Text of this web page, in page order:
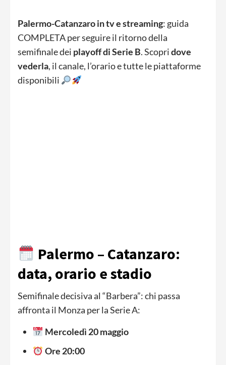
Palermo-Catanzaro in tv e streaming: guida
COMPLETA per seguire il ritorno della
semifinale dei playoff di Serie B. Scopridove
vederla, il canale, l’orario e tutte le piattaforme
disponibili
Palermo – Catanzaro:
data, orario e stadio
Semifinale decisiva al “Barbera”: chi passa
affronta il Monza per la Serie A:
Mercoledì 20 maggio
Ore 20:00